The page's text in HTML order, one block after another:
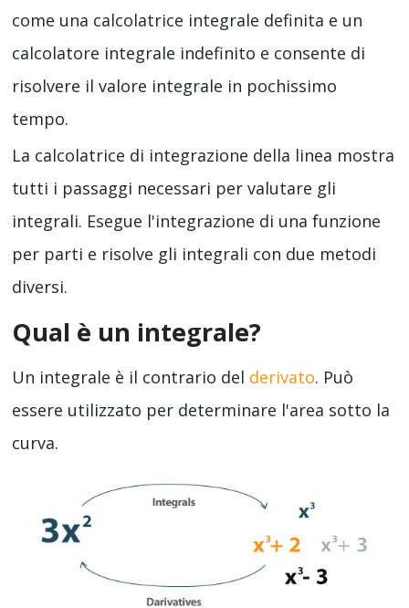
come una calcolatrice integrale definita e un
calcolatore integrale indefinito e consente di
risolvere il valore integrale in pochissimo
tempo.
La calcolatrice di integrazione della linea mostra
tutti i passaggi necessari per valutare gli
integrali. Esegue l'integrazione di una funzione
per parti e risolve gli integrali con due metodi
diversi.
Qual è un integrale?
Un integrale è il contrario del derivato. Può
essere utilizzato per determinare l'area sotto la
curva.